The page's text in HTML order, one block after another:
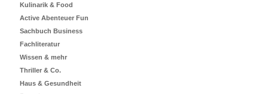
Kulinarik & Food
Active Abenteuer Fun
Sachbuch Business
Fachliteratur
Wissen & mehr
Thriller & Co.
Haus & Gesundheit